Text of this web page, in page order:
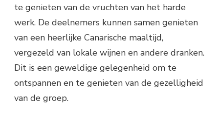
te genieten van de vruchten van het harde
werk. De deelnemers kunnen samen genieten
van een heerlijke Canarische maaltijd,
vergezeld van lokale wijnen en andere dranken.
Dit is een geweldige gelegenheid om te
ontspannen en te genieten van de gezelligheid
van de groep.